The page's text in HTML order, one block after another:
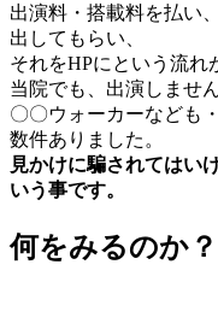
出演料・搭載料を払い、
出してもらい、
それをHPにという流れ
当院でも、出演しませ
〇〇ウォーカーなども
数件ありました。
見かけに騙されてはい
いう事です。
何をみるのか？